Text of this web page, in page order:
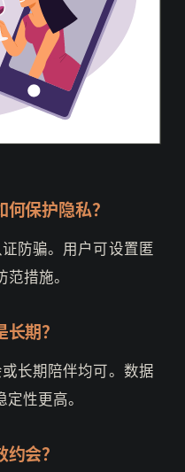
保护隐私？
防骗。用户可设置匿
措施。
期？
长期陪伴均可。数据
性更高。
会？